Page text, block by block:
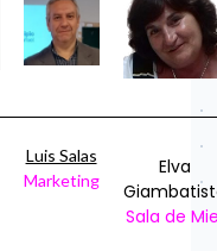
Luis Salas
Marketing
Elva
Sala de